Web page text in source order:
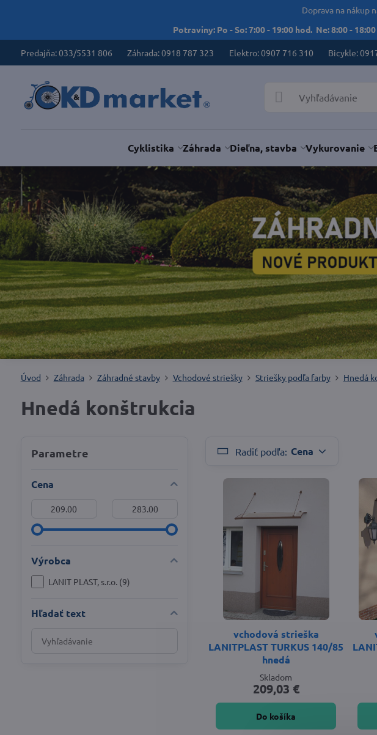
Doprava na nákup
Potraviny: Po - So: 7:00 - 19:00 hod. Ne: 8:00 -
Predajňa: 033/5531 806 Záhrada: 0918 787 323 Elektro: 0907 716 310 Bicykle:
Cyklistika Záhrada Dieľna, stavba Vykurovanie
Úvod Záhrada Záhradné stavby Vchodové striešky Striešky podľa farby Hnedá
Hnedá konštrukcia
Radiť podľa: Cena
vchodová strieška
LANITPLAST TURKUS 140/85
hnedá
Skladom
209,03 €
Do košíka
Parametre
Cena
Výrobca
LANIT PLAST, s.r.o. (9)
Hľadať text
Prehľadať
výsledky